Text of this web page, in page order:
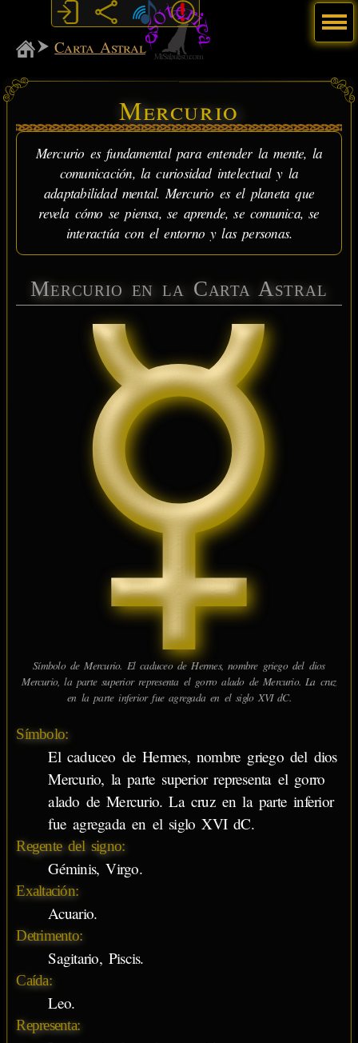
MiSabueso
Carta Astral
Mercurio
Mercurio es fundamental para entender la mente, la
comunicación, la curiosidad intelectual y la
adaptabilidad mental. Mercurio es el planeta que
revela cómo se piensa, se aprende, se comunica, se
interactúa con el entorno y las personas.
Mercurio en la Carta Astral
Símbolo de Mercurio. El caduceo de Hermes, nombre griego del dios
Mercurio, la parte superior representa el gorro alado de Mercurio. La cruz
en la parte inferior fue agregada en el siglo XVI dC.
Símbolo:
El caduceo de Hermes, nombre griego del dios
Mercurio, la parte superior representa el gorro
alado de Mercurio. La cruz en la parte inferior
fue agregada en el siglo XVI dC.
Regente del signo:
Géminis, Virgo.
Exaltación:
Acuario.
Detrimento:
Sagitario, Piscis.
Caída:
Leo.
Representa:
Menú